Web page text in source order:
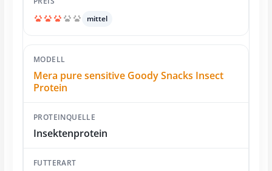
mittel
Mera pure sensitive Goody Snacks Insect
Protein
Insektenprotein